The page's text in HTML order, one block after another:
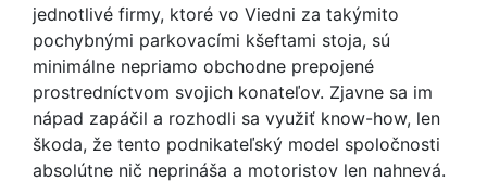
jednotlivé firmy, ktoré vo Viedni za takýmito
pochybnými parkovacími kšeftami stoja, sú
minimálne nepriamo obchodne prepojené
prostredníctvom svojich konateľov. Zjavne sa im
nápad zapáčil a rozhodli sa využiť know-how, len
škoda, že tento podnikateľský model spoločnosti
absolútne nič neprináša a motoristov len nahnevá.